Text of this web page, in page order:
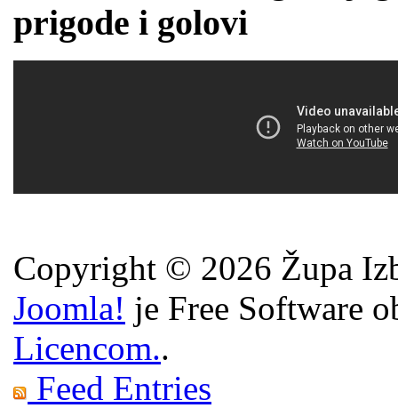
prigode i golovi
Copyright © 2026 Župa
Joomla! je Free Software
Licencom..
Feed Entries